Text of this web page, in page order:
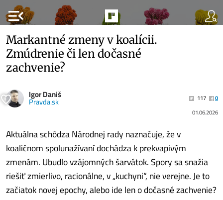
menu_open
Markantné zmeny v koalícii.
Zmúdrenie či len dočasné
zachvenie?
Igor Daniš
Pravda.sk 117
0
01.06.2026
Aktuálna schôdza Národnej rady naznačuje, že v
koaličnom spolunažívaní dochádza k prekvapivým
zmenám. Ubudlo vzájomných šarvátok. Spory sa snažia
riešiť zmierlivo, racionálne, v „kuchyni“, nie verejne. Je to
začiatok novej epochy, alebo ide len o dočasné zachvenie?